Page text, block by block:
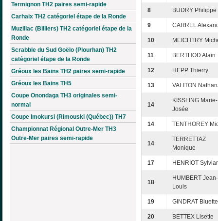
Termignon TH2 paires semi-rapide
Carhaix TH2 catégoriel étape de la Ronde
Muzillac (Billiers) TH2 catégoriel étape de la
Ronde
Scrabble du Sud Goëlo (Plourhan) TH2
catégoriel étape de la Ronde
Gréoux les Bains TH2 paires semi-rapide
Gréoux les Bains TH5
Coupe Onondaga TH3 originales semi-
normal
Coupe Imokursi (Rimouski (Québec)) TH7
Championnat Régional Outre-Mer TH3
Outre-Mer paires semi-rapide
8 BUDRY Philippe
9 CARREL
10 MEICHTRY
11 BERTHOD Alain
12 HEPP Thierry
13 VALITON
14
KISSLING Marie-
Josée
14 TENTHOREY
14
TERRETTAZ
Monique
17 HENRIOT
18
HUMBERT Jean-
Louis
19 GINDRAT Bluette
20 BETTEX Lisette